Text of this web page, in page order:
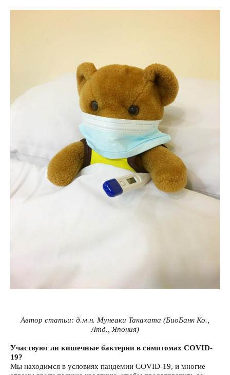
Автор статьи: д.м.н. Мунеаки Такахата (БиоБанк Ко.,
Лтд., Япония)
Участвуют ли кишечные бактерии в симптомах COVID-
19?
Мы находимся в условиях пандемии COVID-19, и многие